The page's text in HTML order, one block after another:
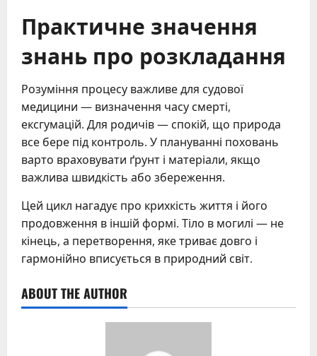
Практичне значення
знань про розкладання
Розуміння процесу важливе для судової
медицини — визначення часу смерті,
ексгумацій. Для родичів — спокій, що природа
все бере під контроль. У плануванні поховань
варто враховувати ґрунт і матеріали, якщо
важлива швидкість або збереження.
Цей цикл нагадує про крихкість життя і його
продовження в іншій формі. Тіло в могилі — не
кінець, а перетворення, яке триває довго і
гармонійно вписується в природний світ.
ABOUT THE AUTHOR